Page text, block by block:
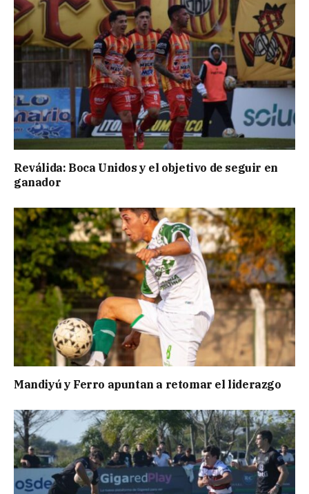
Reválida: Boca Unidos y el objetivo de seguir en
ganador
Mandiyú y Ferro apuntan a retomar el liderazgo